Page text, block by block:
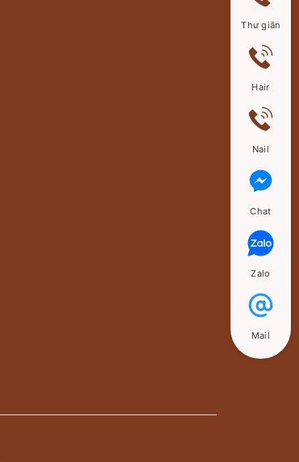
Thư giãn
Hair
Nail
Chat
Zalo
Mail